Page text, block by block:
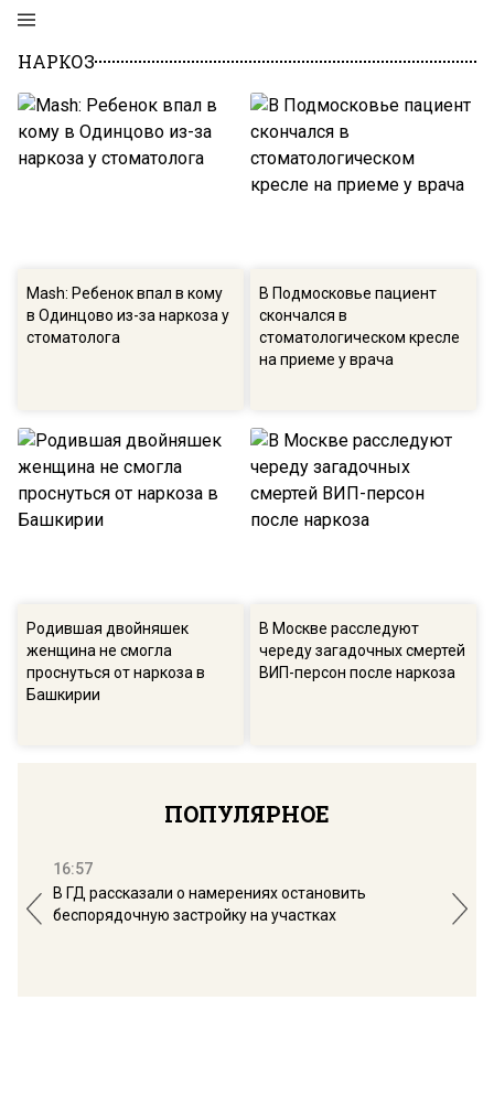
НАРКОЗ
Mash: Ребенок впал в кому
в Одинцово из-за наркоза у
стоматолога
В Подмосковье пациент
скончался в
стоматологическом кресле
на приеме у врача
Родившая двойняшек
женщина не смогла
проснуться от наркоза в
Башкирии
В Москве расследуют
череду загадочных смертей
ВИП-персон после наркоза
ПОПУЛЯРНОЕ
16:57
В ГД рассказали о намерениях остановить
беспорядочную застройку на участках